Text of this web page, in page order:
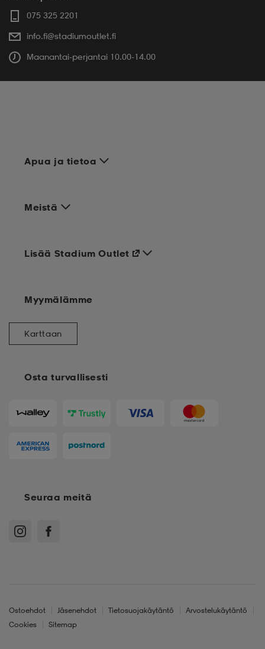
075 325 2201
info.fi@stadiumoutlet.fi
Maanantai-perjantai 10.00-14.00
Apua ja tietoa
Meistä
Osta turvallisesti
Lisää Stadium Outlet
Myymälämme
Karttaan
Seuraa meitä
Ostoehdot Jäsenehdot Tietosuojakäytäntö
Arvostelukäytäntö
Cookies
Sitemap